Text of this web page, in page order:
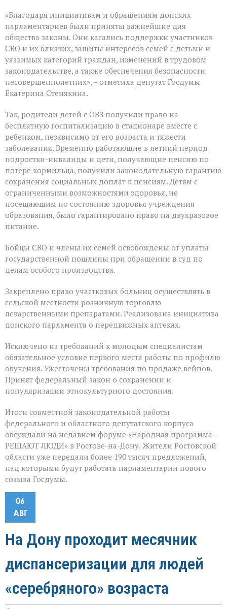
«Благодаря инициативам и обращениям донских
парламентариев были приняты важнейшие для
общества законы. Они касались поддержки участников
СВО и их близких, защиты интересов семей с детьми и
уязвимых категорий граждан, изменений в трудовом
законодательстве, а также обеспечения безопасности
несовершеннолетних», – отметила депутат Госдумы
Екатерина Стенякина.
Так, родители детей с ОВЗ получили право на
бесплатную госпитализацию в стационаре вместе с
ребенком, независимо от его возраста и тяжести
заболевания. Временно работающие в летний период
подростки-инвалиды и дети, получающие пенсию по
потере кормильца, получили законодательную гарантию
сохранения социальных доплат к пенсиям. Детям с
ограниченными возможностями здоровья, не
посещающим по состоянию здоровья учреждения
образования, было гарантировано право на двухразовое
питание.
Бойцы СВО и члены их семей освобождены от уплаты
государственной пошлины при обращении в суд по
делам особого производства.
Закреплено право участковых больниц осуществлять в
сельской местности розничную торговлю
лекарственными препаратами. Реализована инициатива
донского парламента о передвижных аптеках.
Исключено из требований к молодым специалистам
обязательное условие первого места работы по профилю
обучения. Ужесточены требования по продаже вейпов.
Принят федеральный закон о сохранении и
популяризации этнокультурного достояния.
Итоги совместной законодательной работы
федерального и областного депутатского корпуса
обсуждали на недавнем форуме «Народная программа –
РЕШАЮТ ЛЮДИ» в Ростове-на-Дону. Жители Ростовской
области уже передали более 190 тысяч предложений,
над которыми будут работать парламентарии нового
созыва Госдумы.
06
АВГ
На Дону проходит месячник
диспансеризации для людей
«серебряного» возраста